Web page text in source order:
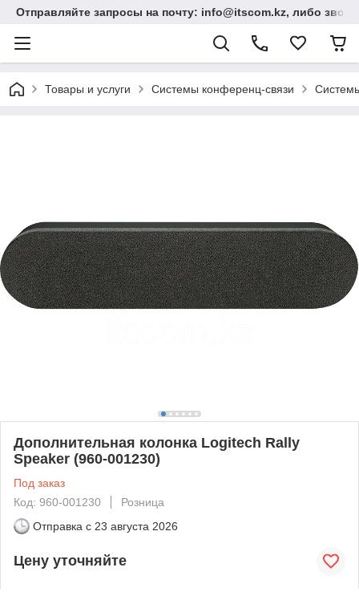
Отправляйте запросы на почту: info@itscom.kz, либо
Товары и услуги Системы конференц-связи
Дополнительная колонка Logitech Rally
Speaker (960-001230)
Под заказ
Код: 960-001230
Розница
Отправка с 23 августа 2026
Цену уточняйте